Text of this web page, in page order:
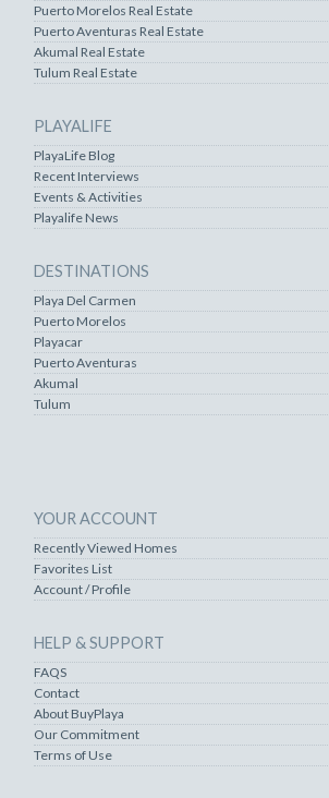
Puerto Morelos Real Estate
Puerto Aventuras Real Estate
Akumal Real Estate
Tulum Real Estate
PLAYALIFE
PlayaLife Blog
Recent Interviews
Events & Activities
Playalife News
DESTINATIONS
Playa Del Carmen
Puerto Morelos
Playacar
Puerto Aventuras
Akumal
Tulum
YOUR ACCOUNT
Recently Viewed Homes
Favorites List
Account / Profile
HELP & SUPPORT
FAQS
Contact
About BuyPlaya
Our Commitment
Terms of Use